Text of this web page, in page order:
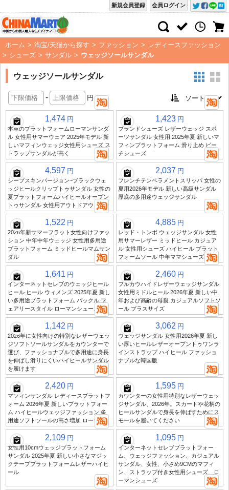
会員ログイン
新規会員登録
ホーム > 淘宝/天猫から探す > ファッション > レディースファッション
> シューズ > サンダル > ウェッジソールサンダル
ウェッジソールサンダル
- 円
1,474 円
本革のプラットフォームローマンサンダ
ル 女性用サマーウェア 2025年モデル 新
しいマフィンウェッジ女性用シューズ ス
トラップサンダルが高く
1,423 円
ブランドシューズ レザーウェッジ スポ
ーツサンダル 女性用 2025年夏 新しいマ
フィンプラットフォーム 滑り止め ビー
チシューズ
4,597 円
シープスキンバージョン~ブラックウェ
ッジヒールクリップトゥサンダル 女性の
夏プラットフォームハイヒールオープン
トゥサンダル 女性用アウトドアウェア
2,037 円
フレンチテンペラメントスリッパ 女性の
夏用2026年モデル 新しい高級サンダル
厚底の多用途ウェッジサンダル
1,522 円
2026年新サマーフラット女性向けファッ
ション 中年中年ウェッジ 女性用多用途
プラットフォーム ミッドヒールマムサン
ダル
4,885 円
レッド・トンボ ウェッジサンダル 女性
用サマーレザー ミッドヒール カジュア
ル 女性用シューズ ハイヒール プラット
フォームソール 中年ママシューズ
1,641 円
インターネットセレブのウェッジヒール
ヒール ヒール ウィメンズ 2025年夏 新し
い多用途プラットフォーム バックル フ
ェアリースタイル ローマンシューズ
2,460 円
フルカウハイドレザーウェッジサンダル
女性用ミドルヒール 2026年夏 新しい中
年および高齢の母親 カジュアルソフトソ
ール プラスサイズ
1,142 円
2026年に女性向けの特別なレザーウェッ
ジソフトソールサンダルをカウンターで
選び、ファッショナブルで多用途に身長
を伸ばし滑りにくいハイヒールサンダル
を履けます
3,062 円
ウェッジサンダル 女性用2026年夏 新し
い厚いヒールレザーオープントゥワンラ
インストラップ ハイヒール ファッショ
ナブルな韓国版
2,420 円
マフィンサンダル レディースプラットフ
ォーム 2026年夏 新しいプラットフォー
ム ハイヒールウェッジファッション 多
用途ソフトソールの高さ増加 ローマ
1,595 円
カウンターの女性用特別なレザーウェッ
ジサンダル、2026年。スカートや花柄の
ヒールサンダルで身長を伸ばすためにス
モールを履いてください
2,109 円
女性用10cmウェッジプラットフォーム
サンダル 2025年夏 新しい小さなマジッ
クテーププラットフォームレザーハイヒ
ール
1,095 円
インターネットセレブプラットフォー
ム、ウェッジファッション、カジュアル
サンダル、女性、小さめ9CMのマフィ
ン、ストラップ付き女性用シューズ、ロ
ーマンシューズ